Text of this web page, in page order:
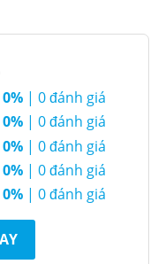
chuối men nâu
mang vẻ đẹp mộc
0% | 0 đánh giá
0% | 0 đánh giá
0% | 0 đánh giá
0% | 0 đánh giá
0% | 0 đánh giá